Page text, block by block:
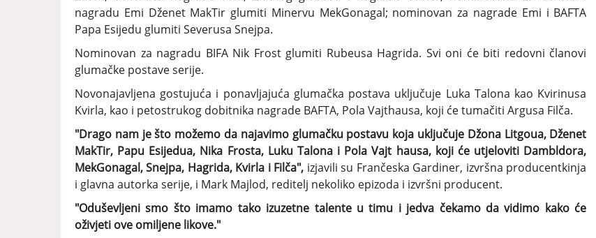
nagradu Emi Dženet MakTir glumiti Minervu MekGonagal; nominovan za nagrade Emi i BAFTA
Papa Esijedu glumiti Severusa Snejpa.
Nominovan za nagradu BIFA Nik Frost glumiti Rubeusa Hagrida. Svi oni će biti redovni članovi
glumačke postave serije.
Novonajavljena gostujuća i ponavljajuća glumačka postava uključuje Luka Talona kao Kvirinusa
Kvirla, kao i petostrukog dobitnika nagrade BAFTA, Pola Vajthausa, koji će tumačiti Argusa Filča.
"Drago nam je što možemo da najavimo glumačku postavu koja uključuje Džona Litgoua, Dženet
MakTir, Papu Esijedua, Nika Frosta, Luku Talona i Pola Vajt hausa, koji će utjeloviti Dambldora,
MekGonagal, Snejpa, Hagrida, Kvirla i Filča", izjavili su Frančeska Gardiner, izvršna producentkinja
i glavna autorka serije, i Mark Majlod, reditelj nekoliko epizoda i izvršni producent.
"Oduševljeni smo što imamo tako izuzetne talente u timu i jedva čekamo da vidimo kako će
oživjeti ove omiljene likove."